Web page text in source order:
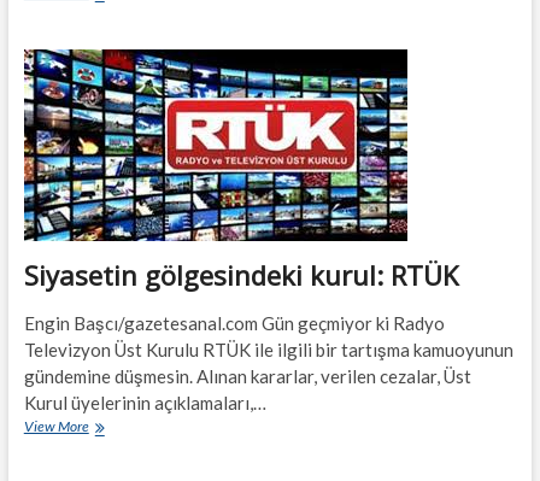
internette
özgür
değil”
Siyasetin gölgesindeki kurul: RTÜK
Engin Başcı/gazetesanal.com Gün geçmiyor ki Radyo
Televizyon Üst Kurulu RTÜK ile ilgili bir tartışma kamuoyunun
gündemine düşmesin. Alınan kararlar, verilen cezalar, Üst
Kurul üyelerinin açıklamaları,…
View MoreSiyasetin